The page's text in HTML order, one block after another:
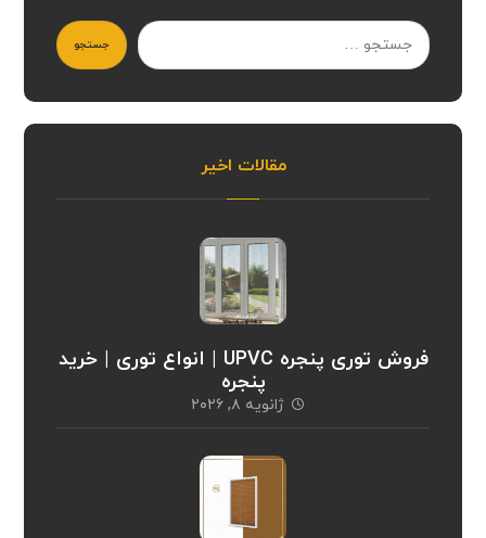
جستجو
مقالات اخیر
فروش توری پنجره UPVC | انواع توری | خرید
پنجره
ژانویه ۸, ۲۰۲۶